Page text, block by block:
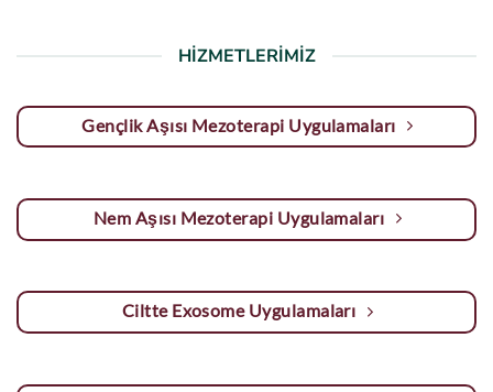
HİZMETLERİMİZ
Gençlik Aşısı Mezoterapi Uygulamaları
Nem Aşısı Mezoterapi Uygulamaları
Ciltte Exosome Uygulamaları